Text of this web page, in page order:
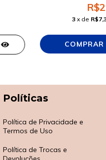
3 x de
Políticas
Política de Privacidade e
Termos de Uso
Política de Trocas e